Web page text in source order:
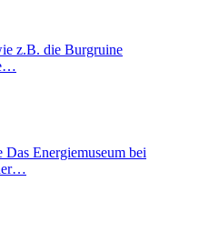
z.B. die Burgruine
Das Energiemuseum bei